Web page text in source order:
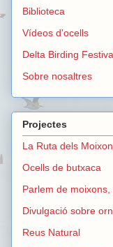
Biblioteca
Vídeos d'ocells
Delta Birding
Sobre nosaltres
Projectes
La Ruta dels
Ocells de butxaca
Parlem de
Divulgació sobre
Reus Natural